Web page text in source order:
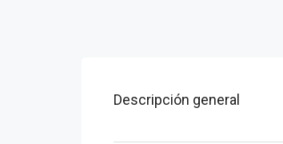
Descripción general